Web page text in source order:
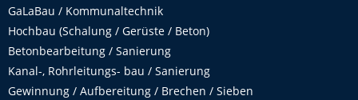
GaLaBau / Kommunaltechnik
Hochbau (Schalung / Gerüste / Beton)
Betonbearbeitung / Sanierung
Kanal-, Rohrleitungs- bau / Sanierung
Gewinnung / Aufbereitung / Brechen / Sieben